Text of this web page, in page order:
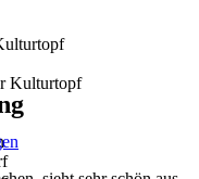
Kulturtopf